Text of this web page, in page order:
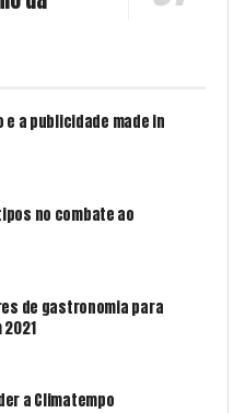
a publicidade made in
no combate ao
de gastronomia para
a Climatempo